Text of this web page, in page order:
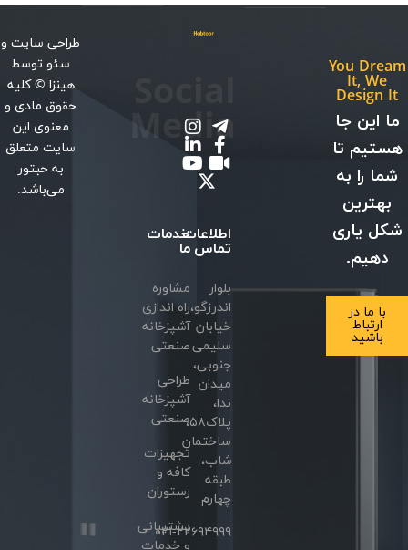
You Dream
It, We
Design It
ما این جا
هستیم تا
شما را به
بهترین
شکل یاری
دهیم.
با ما در
ارتباط
باشید
اطلاعات
تماس
بلوار
اندرزگو،
خیابان
سلیمی
جنوبی،
میدان
ندا،
پلاک۵۸،
ساختمان
شاب،
طبقه
چهارم
۰۲۱-۲۲۶۹۴۹۹۹
Media
خدمات
ما
مشاوره
راه اندازی
آشپزخانه
صنعتی
طراحی
آشپزخانه
صنعتی
تجهیزات
کافه و
رستوران
پشتیبانی
و خدمات
طراحی سایتو
سئوتوسط
هینزا © کلیه
حقوق مادی و
معنوی این
سایت متعلق
به حبتور
می‌باشد.